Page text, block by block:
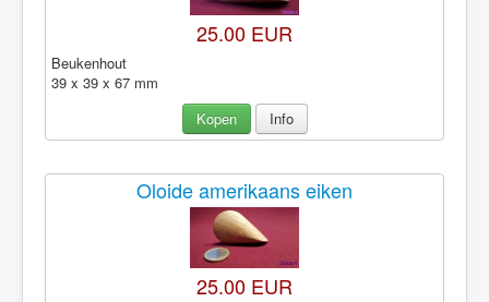
25.00 EUR
Beukenhout
39 x 39 x 67 mm
Kopen
Info
Oloide amerikaans eiken
25.00 EUR